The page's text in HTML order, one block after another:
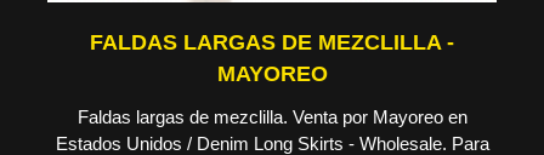
FALDAS LARGAS DE MEZCLILLA -
MAYOREO
Faldas largas de mezclilla. Venta por Mayoreo en
Estados Unidos / Denim Long Skirts - Wholesale. Para